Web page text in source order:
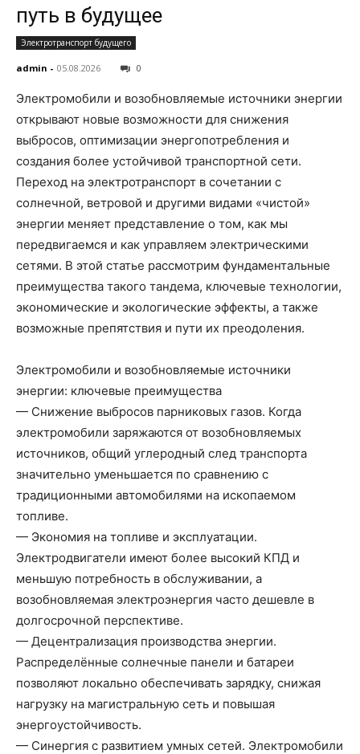
путь в будущее
Электротранспорт будущего
admin - 05.08.2026 0
Электромобили и возобновляемые источники энергии
открывают новые возможности для снижения
выбросов, оптимизации энергопотребления и
создания более устойчивой транспортной сети.
Переход на электротранспорт в сочетании с
солнечной, ветровой и другими видами «чистой»
энергии меняет представление о том, как мы
передвигаемся и как управляем электрическими
сетями. В этой статье рассмотрим фундаментальные
преимущества такого тандема, ключевые технологии,
экономические и экологические эффекты, а также
возможные препятствия и пути их преодоления.
Электромобили и возобновляемые источники
энергии: ключевые преимущества
— Снижение выбросов парниковых газов. Когда
электромобили заряжаются от возобновляемых
источников, общий углеродный след транспорта
значительно уменьшается по сравнению с
традиционными автомобилями на ископаемом
топливе.
— Экономия на топливе и эксплуатации.
Электродвигатели имеют более высокий КПД и
меньшую потребность в обслуживании, а
возобновляемая электроэнергия часто дешевле в
долгосрочной перспективе.
— Децентрализация производства энергии.
Распределённые солнечные панели и батареи
позволяют локально обеспечивать зарядку, снижая
нагрузку на магистральную сеть и повышая
энергоустойчивость.
— Синергия с развитием умных сетей. Электромобили